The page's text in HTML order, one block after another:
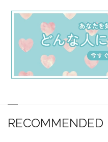
RECOMMENDED